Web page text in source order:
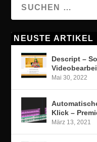
NEUSTE ARTIKEL
Descript –
Mai 30, 2022
Klick –
März 13, 2021